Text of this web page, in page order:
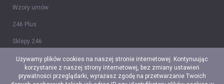
Wzory umów
246 Plus
Sklepy 246
Tidy CRM
Ceidg-1
Używamy plików cookies na naszej stronie internetowej. Kontynuując
korzystanie z naszej strony internetowej, bez zmiany ustawień
prywatności przeglądarki, wyrażasz zgodę na przetwarzanie Twoich